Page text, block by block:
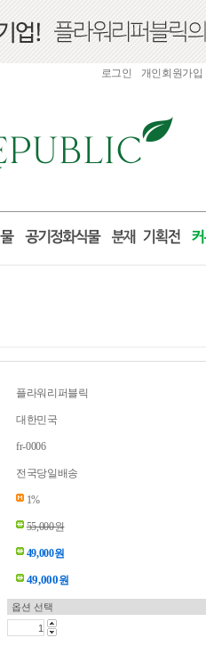
로그인 개인회원가입
플라워리퍼블릭
대한민국
fr-0006
전국당일배송
1%
55,000원
49,000원
49,000원